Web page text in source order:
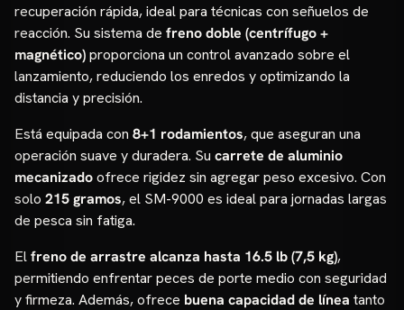
recuperación rápida, ideal para técnicas con señuelos de
reacción. Su sistema de freno doble (centrífugo +
magnético)proporciona un control avanzado sobre el
lanzamiento, reduciendo los enredos y optimizando la
distancia y precisión.
Está equipada con 8+1 rodamientos, que aseguran una
operación suave y duradera. Su carrete de aluminio
mecanizadoofrece rigidez sin agregar peso excesivo. Con
solo 215 gramos, el SM-9000 es ideal para jornadas largas
de pesca sin fatiga.
Elfreno de arrastre alcanza hasta 16.5 lb (7,5 kg),
permitiendo enfrentar peces de porte medio con seguridad
y firmeza. Además, ofrece buena capacidad de línea tanto